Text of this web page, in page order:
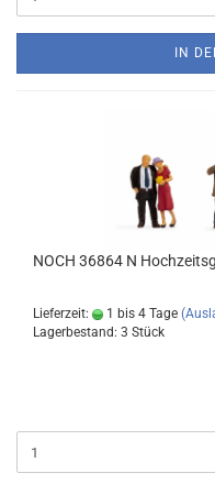
IN
NOCH 36864 N
Lieferzeit: 1 bis 4 Tage
Lagerbestand: 3 Stück